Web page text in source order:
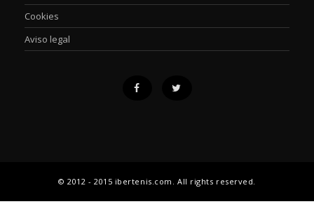
Cookies
Aviso legal
© 2012 - 2015 ibertenis.com. All rights reserved.